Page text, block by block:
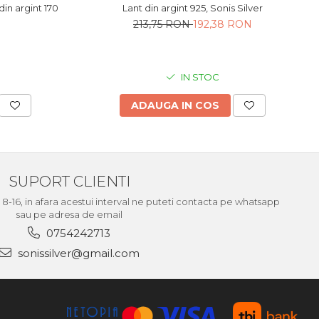
170 Lant din argint 925, Sonis Silver
213,75 RON192,38 RON
IN STOC
ADAUGA IN COS
SUPORT CLIENTI
16, in afara acestui interval ne puteti contacta pe whatsapp
sau pe adresa de email
0754242713
sonissilver@gmail.com